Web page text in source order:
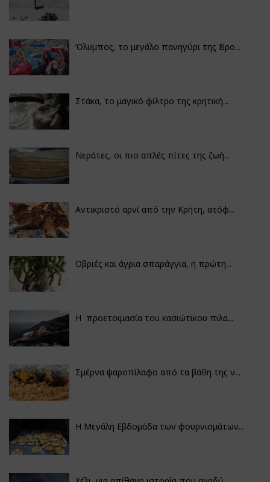
Όλυμπος, το μεγάλο πανηγύρι της Βρο...
Στάκα, το μαγικό φίλτρο της κρητική...
Νεράτες, οι πιο απλές πίτες της ζωή...
Αντικριστό αρνί από την Κρήτη, ατόφ...
Οβριές και άγρια σπαράγγια, η πρώτη...
Η προετοιμασία του κασιώτικου πιλα...
Σμέρνα ψαροπίλαφο από τα βάθη της ν...
Η Μεγάλη Εβδομάδα των φουρνισμάτων...